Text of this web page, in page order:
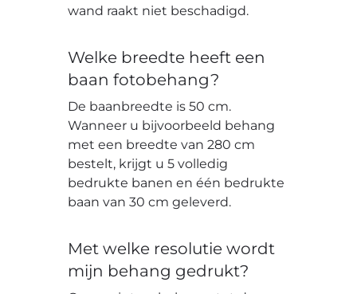
wand raakt niet beschadigd.
Welke breedte heeft een
baan fotobehang?
De baanbreedte is 50 cm.
Wanneer u bijvoorbeeld behang
met een breedte van 280 cm
bestelt, krijgt u 5 volledig
bedrukte banen en één bedrukte
baan van 30 cm geleverd.
Met welke resolutie wordt
mijn behang gedrukt?